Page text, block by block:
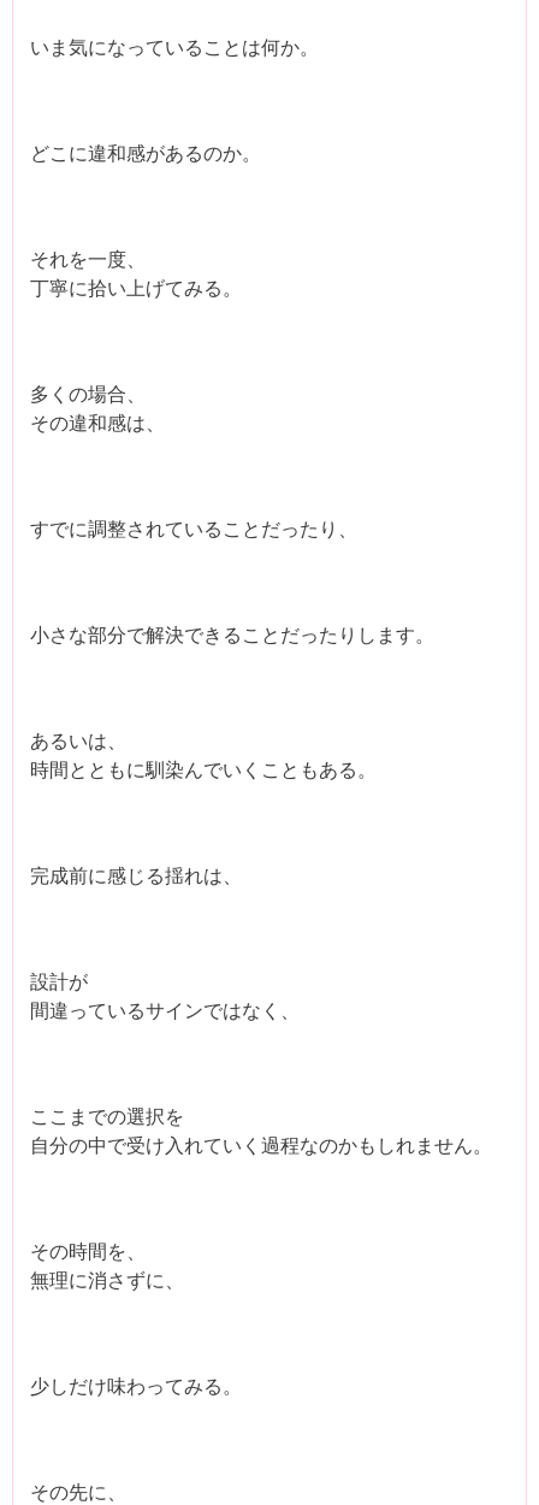
いま気になっていることは何か。
どこに違和感があるのか。
それを一度、
丁寧に拾い上げてみる。
多くの場合、
その違和感は、
すでに調整されていることだったり、
小さな部分で解決できることだったりします。
あるいは、
時間とともに馴染んでいくこともある。
完成前に感じる揺れは、
設計が
間違っているサインではなく、
ここまでの選択を
自分の中で受け入れていく過程なのかもしれません。
その時間を、
無理に消さずに、
少しだけ味わってみる。
その先に、